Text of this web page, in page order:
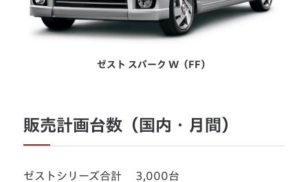
ゼスト スパーク W（FF）
販売計画台数（国内・月間）
ゼストシリーズ合計 3,000台